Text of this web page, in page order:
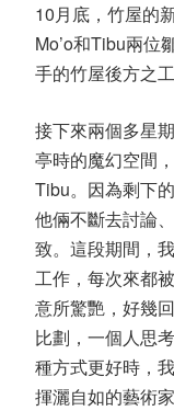
10月底，竹屋的
Mo’o和Tibu兩位
手的竹屋後方之
接下來兩個多星
亭時的魔幻空間
Tibu。因為剩下
他倆不斷去討論
致。這段期間，
工作，每次來都
意所驚艷，好幾
比劃，一個人思
種方式更好時，
揮灑自如的藝術